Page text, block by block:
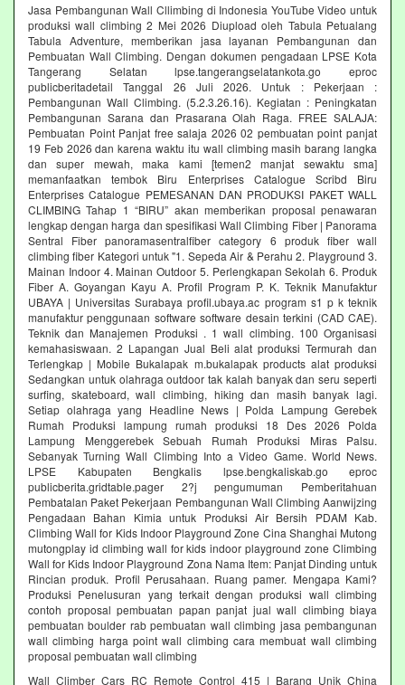
Jasa Pembangunan Wall Cllimbing di Indonesia YouTube Video untuk
produksi wall climbing 2 Mei 2026 Diupload oleh Tabula Petualang
Tabula Adventure, memberikan jasa layanan Pembangunan dan
Pembuatan Wall Climbing. Dengan dokumen pengadaan LPSE Kota
Tangerang Selatan lpse.tangerangselatankota.go eproc
publicberitadetail Tanggal 26 Juli 2026. Untuk : Pekerjaan :
Pembangunan Wall Climbing. (5.2.3.26.16). Kegiatan : Peningkatan
Pembangunan Sarana dan Prasarana Olah Raga. FREE SALAJA:
Pembuatan Point Panjat free salaja 2026 02 pembuatan point panjat
19 Feb 2026 dan karena waktu itu wall climbing masih barang langka
dan super mewah, maka kami [temen2 manjat sewaktu sma]
memanfaatkan tembok Biru Enterprises Catalogue Scribd Biru
Enterprises Catalogue PEMESANAN DAN PRODUKSI PAKET WALL
CLIMBING Tahap 1 “BIRU” akan memberikan proposal penawaran
lengkap dengan harga dan spesifikasi Wall Climbing Fiber | Panorama
Sentral Fiber panoramasentralfiber category 6 produk fiber wall
climbing fiber Kategori untuk "1. Sepeda Air & Perahu 2. Playground 3.
Mainan Indoor 4. Mainan Outdoor 5. Perlengkapan Sekolah 6. Produk
Fiber A. Goyangan Kayu A. Profil Program P. K. Teknik Manufaktur
UBAYA | Universitas Surabaya profil.ubaya.ac program s1 p k teknik
manufaktur penggunaan software software desain terkini (CAD CAE).
Teknik dan Manajemen Produksi . 1 wall climbing. 100 Organisasi
kemahasiswaan. 2 Lapangan Jual Beli alat produksi Termurah dan
Terlengkap | Mobile Bukalapak m.bukalapak products alat produksi
Sedangkan untuk olahraga outdoor tak kalah banyak dan seru seperti
surfing, skateboard, wall climbing, hiking dan masih banyak lagi.
Setiap olahraga yang Headline News | Polda Lampung Gerebek
Rumah Produksi lampung rumah produksi 18 Des 2026 Polda
Lampung Menggerebek Sebuah Rumah Produksi Miras Palsu.
Sebanyak Turning Wall Climbing Into a Video Game. World News.
LPSE Kabupaten Bengkalis lpse.bengkaliskab.go eproc
publicberita.gridtable.pager 2?j pengumuman Pemberitahuan
Pembatalan Paket Pekerjaan Pembangunan Wall Climbing Aanwijzing
Pengadaan Bahan Kimia untuk Produksi Air Bersih PDAM Kab.
Climbing Wall for Kids Indoor Playground Zone Cina Shanghai Mutong
mutongplay id climbing wall for kids indoor playground zone Climbing
Wall for Kids Indoor Playground Zona Nama Item: Panjat Dinding untuk
Rincian produk. Profil Perusahaan. Ruang pamer. Mengapa Kami?
Produksi Penelusuran yang terkait dengan produksi wall climbing
contoh proposal pembuatan papan panjat jual wall climbing biaya
pembuatan boulder rab pembuatan wall climbing jasa pembangunan
wall climbing harga point wall climbing cara membuat wall climbing
proposal pembuatan wall climbing
Wall Climber Cars RC Remote Control 415 | Barang Unik China